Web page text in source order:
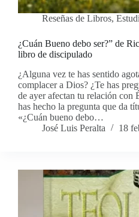
Reseñas de Libros,
¿Cuán Bueno debo ser?” de
libro de discipulado
¿Alguna vez te has sentido
complacer a Dios? ¿Te has
de ayer afectan tu relación con
has hecho la pregunta que da
«¿Cuán bueno debo…
José Luis Peralta
18